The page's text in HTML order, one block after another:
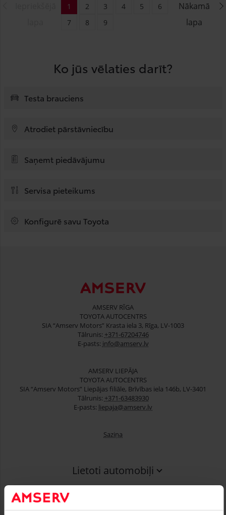
Nākamā
lapa
1 2 3 4 5
6
7
8 9
Ko jūs vēlaties darīt?
Testa brauciens
Atrodiet pārstāvniecību
Saņemt piedāvājumu
Servisa pieteikums
Konfigurē savu Toyota
AMSERV RĪGA
TOYOTA AUTOCENTRS
SIA “Amserv Motors” Krasta iela 3, Rīga, LV-1003
Tālrunis: +371-67204746
E-pasts: info@amserv.lv
AMSERV LIEPĀJA
TOYOTA AUTOCENTRS
SIA “Amserv Motors” Liepājas filiāle, Brīvības iela 146b, LV-3401
Tālrunis: +371-63483930
E-pasts: liepaja@amserv.lv
Saziņa
Lietoti automobiļi
Serviss